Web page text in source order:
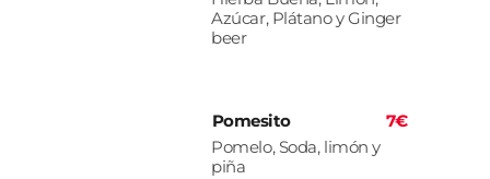
Azúcar, Plátano y Ginger
beer
Pomesito
7€
Pomelo, Soda, limón y
piña